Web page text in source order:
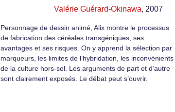
Valérie Guérard-Okinawa, 2007
Personnage de dessin animé, Alix montre le processus
de fabrication des céréales transgéniques, ses
avantages et ses risques. On y apprend la sélection par
marqueurs, les limites de l’hybridation, les inconvénients
de la culture hors-sol. Les arguments de part et d’autre
sont clairement exposés. Le débat peut s’ouvrir.